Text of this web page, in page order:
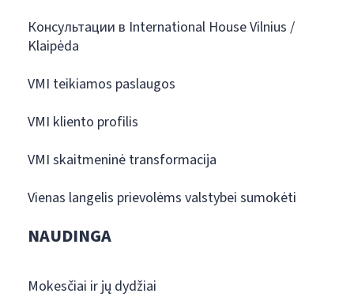
Консультации в International House Vilnius /
Klaipėda
VMI teikiamos paslaugos
VMI kliento profilis
VMI skaitmeninė transformacija
Vienas langelis prievolėms valstybei sumokėti
NAUDINGA
Mokesčiai ir jų dydžiai